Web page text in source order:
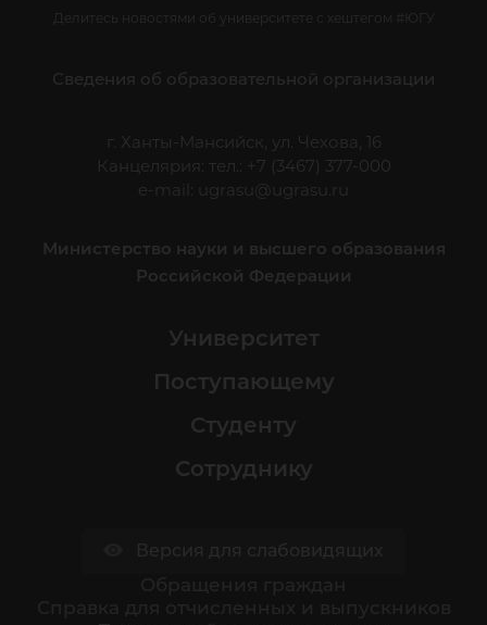
Делитесь новостями об университете с хештегом #ЮГУ
Сведения об образовательной организации
г. Ханты-Мансийск, ул. Чехова, 16
Канцелярия: тел.: +7 (3467) 377-000
e-mail:
ugrasu@ugrasu.ru
Министерство науки и высшего образования
Российской Федерации
Университет
Поступающему
Студенту
Сотруднику